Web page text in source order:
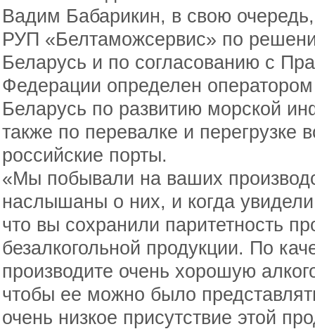
Вадим Бабарикин, в свою
РУП «Белтаможсервис» по
Беларусь и по согласованию с
Федерации определен
Беларусь по развитию морской
также по перевалке и перегрузке
российские порты.
«Мы побывали на ваших
наслышаны о них, и когда
что вы сохранили паритетность
безалкогольной продукции. По
производите очень хорошую
чтобы ее можно было
очень низкое присутствие этой